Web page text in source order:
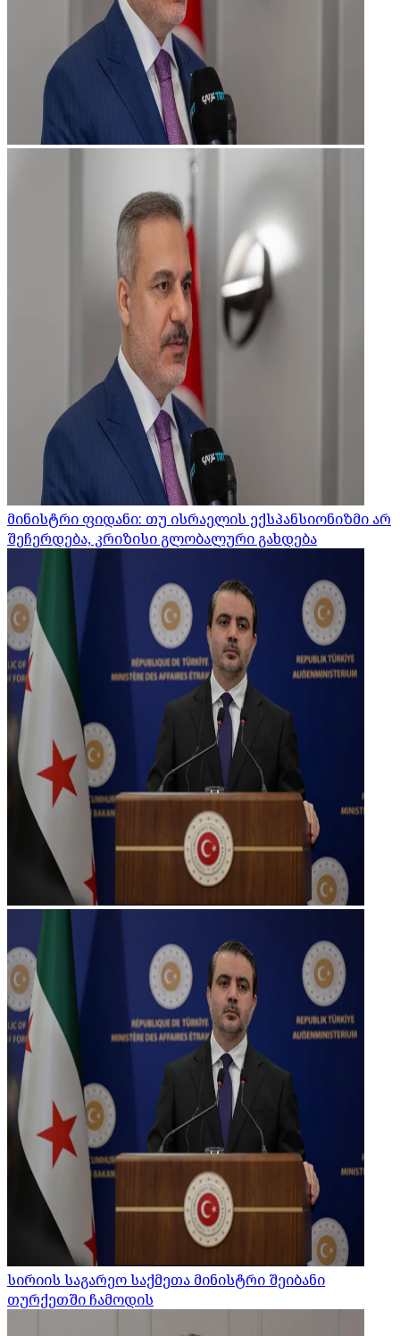
მინისტრი ფიდანი: თუ ისრაელის ექსპანსიონიზმი არ
შეჩერდება, კრიზისი გლობალური გახდება
სირიის საგარეო საქმეთა მინისტრი შეიბანი
თურქეთში ჩამოდის